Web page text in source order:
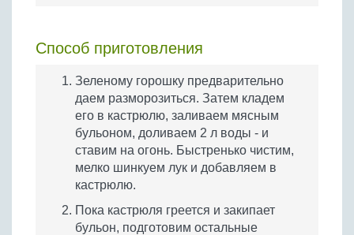
Способ приготовления
Зеленому горошку предварительно
даем разморозиться. Затем кладем
его в кастрюлю, заливаем мясным
бульоном, доливаем 2 л воды - и
ставим на огонь. Быстренько чистим,
мелко шинкуем лук и добавляем в
кастрюлю.
Пока кастрюля греется и закипает
бульон, подготовим остальные